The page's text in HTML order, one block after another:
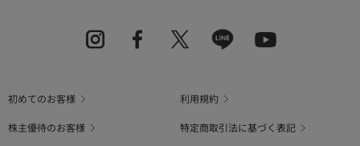
初めてのお客様
利用規約
株主優待のお客様
特定商取引法に基づく表記